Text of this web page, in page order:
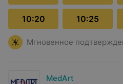
10:20 10:25
Мгновенное
MedArt